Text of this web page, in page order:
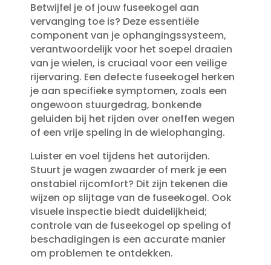
Betwijfel je of jouw fuseekogel aan
vervanging toe is? Deze essentiële
component van je ophangingssysteem,
verantwoordelijk voor het soepel draaien
van je wielen, is cruciaal voor een veilige
rijervaring.​ Een defecte fuseekogel herken
je aan specifieke symptomen, zoals een
ongewoon stuurgedrag, bonkende
geluiden bij het rijden over oneffen wegen
of een vrije speling in de wielophanging.​
Luister en voel tijdens het autorijden.​
Stuurt je wagen zwaarder of merk je een
onstabiel rijcomfort? Dit zijn tekenen die
wijzen op slijtage van de fuseekogel.​ Ook
visuele inspectie biedt duidelijkheid;
controle van de fuseekogel op speling of
beschadigingen is een accurate manier
om problemen te ontdekken.​